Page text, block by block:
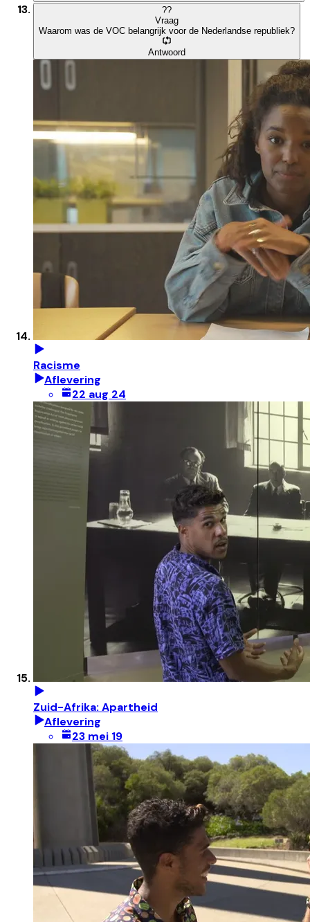
??
Vraag
Waarom was de VOC belangrijk voor de Nederlandse republiek?
Antwoord
Racisme
Aflevering
22 aug 24
Zuid-Afrika: Apartheid
Aflevering
23 mei 19